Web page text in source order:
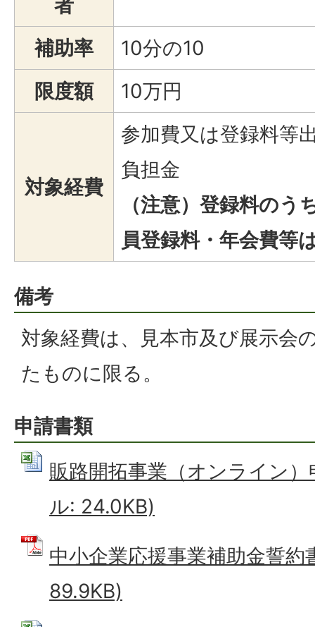
補助率
10分の10
限度額
10万円
対象経費
参加費又は登録料等
負担金
（注意）登録料のう
員登録料・年会費等
備考
対象経費は、見本市及び展示会
たものに限る。
申請書類
販路開拓事業（オンライン
ル: 24.0KB)
中小企業応援事業補助金誓約
89.9KB)